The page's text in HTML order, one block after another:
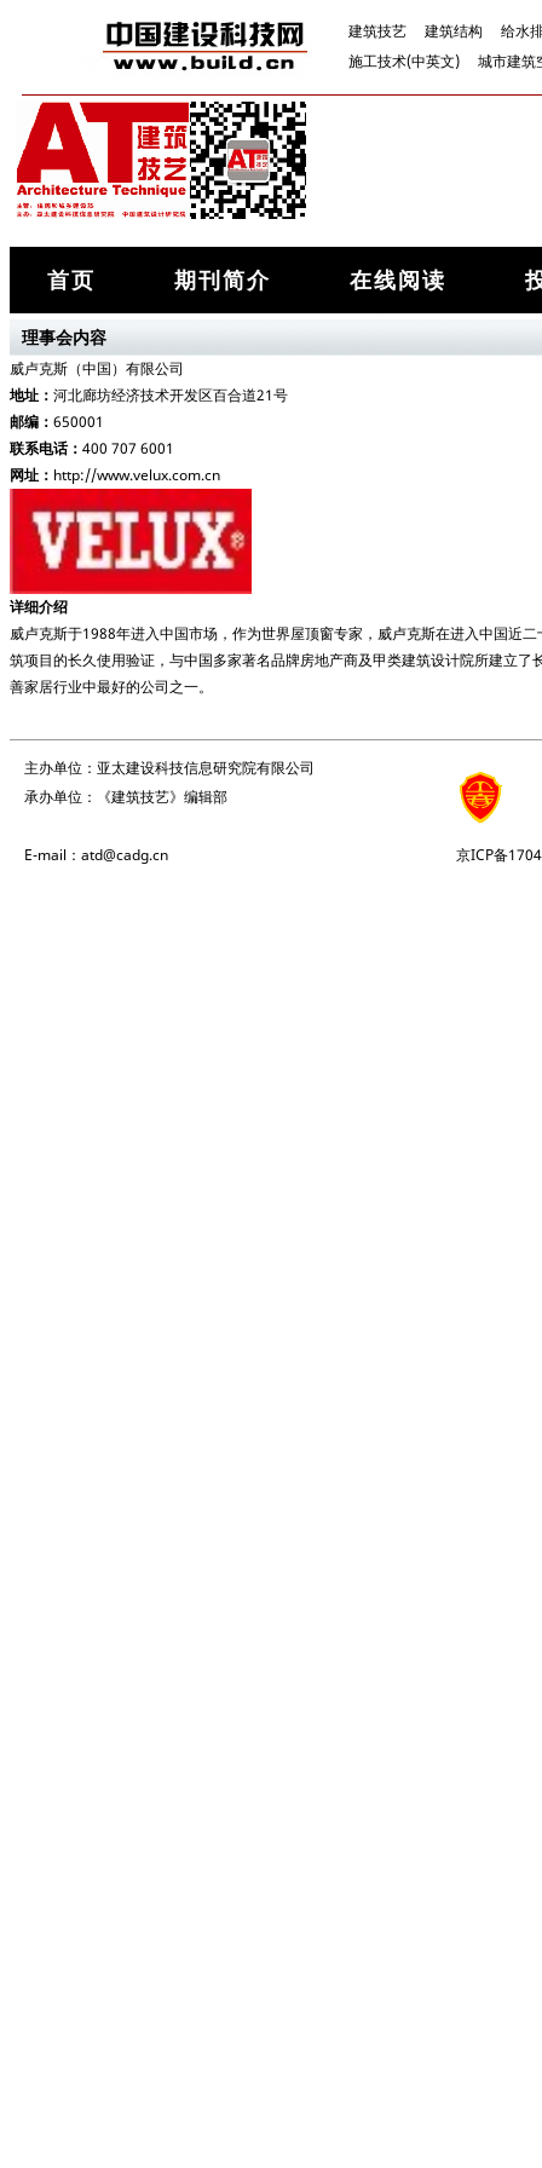
建筑技艺 建筑结构
给水
施工技术(中英文)
城市建筑
首页 期刊简介 在线阅读
理事会内容
威卢克斯（中国）有限公司
地址： 河北廊坊经济技术开发区百合道21号
邮编： 650001
联系电话： 400 707 6001
网址： http://www.velux.com.cn
详细介绍
威卢克斯于1988年进入中国市场，作为世界屋顶窗专家，威卢克斯在进入中国近
筑项目的长久使用验证，与中国多家著名品牌房地产商及甲类建筑设计院所建立
善家居行业中最好的公司之一。
主办单位：亚太建设科技信息研究院有限公司
承办单位：《建筑技艺》编辑部
E-mail：atd@cadg.cn 京ICP备